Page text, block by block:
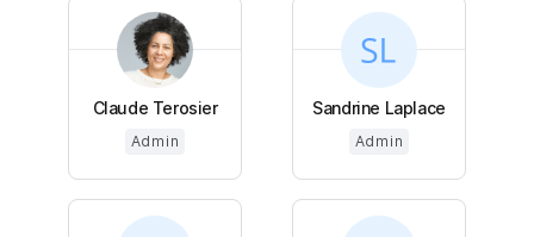
Claude Terosier
Admin
Sandrine Laplace
Admin